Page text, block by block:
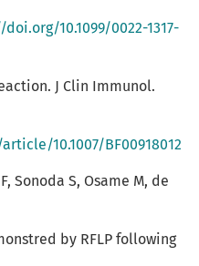
10.1099/0022-1317-
J Clin Immunol.
10.1007/BF00918012
Sonoda S, Osame M, de
by RFLP following